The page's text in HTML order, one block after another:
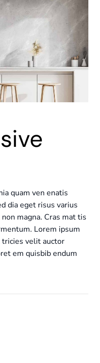
quam ven enatis
dia eget risus varius
magna. Cras mat tis
Lorem ipsum
velit auctor
em quisbib endum